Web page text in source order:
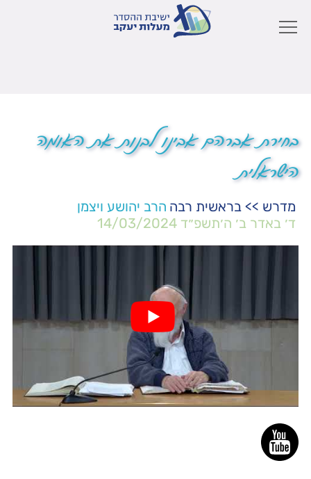
בחירת אברהם אבינו לבנות את האומה
הישראלית
מדרש >> בראשית רבה הרב יהושע ויצמן
ד׳ באדר ב׳ ה׳תשפ״ד 14/03/2024